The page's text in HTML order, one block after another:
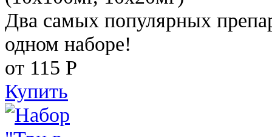
Два самых популярных
одном наборе!
от 115 Р
Купить